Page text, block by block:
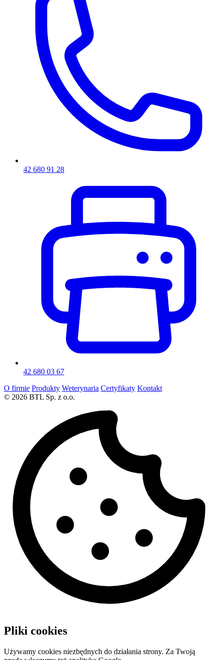
42 680 91 28
42 680 03 67
O firmie Produkty Weterynaria Certyfikaty Kontakt
© 2026 BTL Sp. z o.o.
Pliki cookies
Używamy cookies niezbędnych do działania strony. Za Twoją